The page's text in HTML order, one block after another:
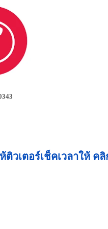
วเตอร์เช็คเวลาให้ ค